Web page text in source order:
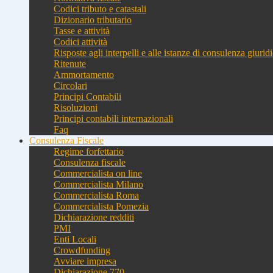
Codici tributo e catastali
Dizionario tributario
Tasse e attività
Codici attività
Risposte agli interpelli e alle istanze di consulenza
Ritenute
Ammortamento
Circolari
Principi Contabili
Risoluzioni
Principi contabili internazionali
Faq
Consulenza Fiscale
Regime forfettario
Consulenza fiscale
Commercialista on line
Commercialista Milano
Commercialista Roma
Commercialista Pomezia
Dichiarazione redditi
PMI
Enti Locali
Crowdfunding
Avviare impresa